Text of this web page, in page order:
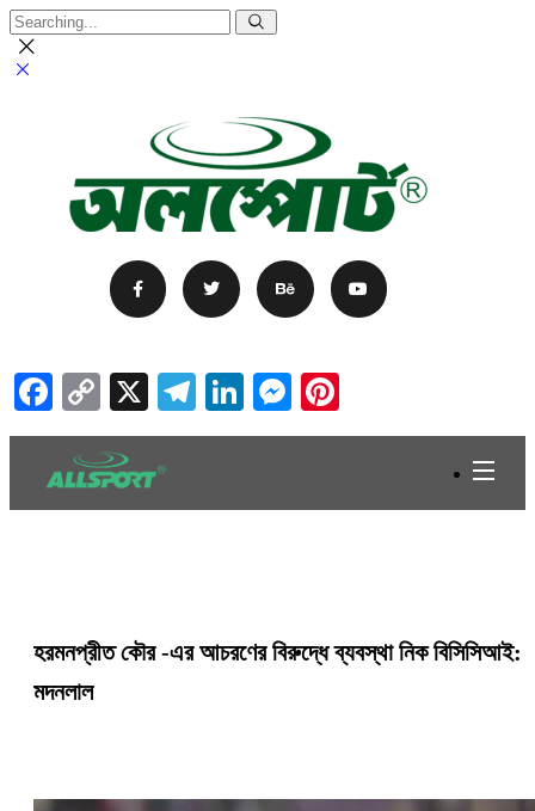
Facebook
Copy
Link
X Telegram
LinkedIn
Messenger
হরমনপ্রীত কৌর -এর আচরণের বিরুদ্ধে ব্যবস্থা নিক বিসিসিআই:
মদনলাল